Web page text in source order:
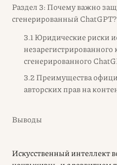
Раздел 3: Почему важно
сгенерированный ChatGPT?
3.1 Юридические риски
незарегистрированного
сгенерированного
3.2 Преимущества
авторских прав на
Выводы
Искусственный интеллект